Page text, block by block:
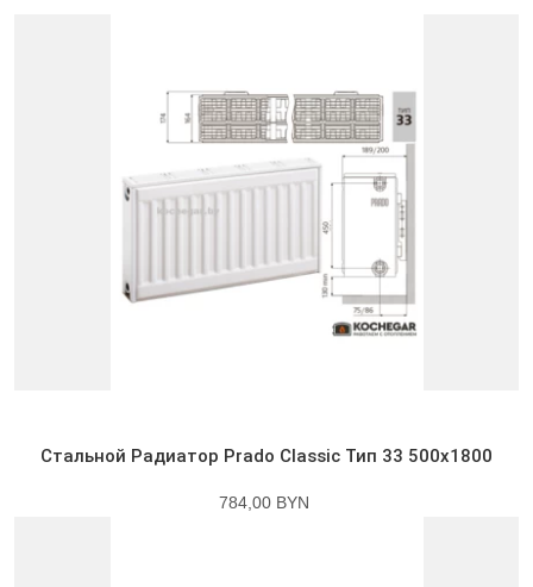
Стальной Радиатор Prado Classic Тип 33 500x1800
784,00 BYN